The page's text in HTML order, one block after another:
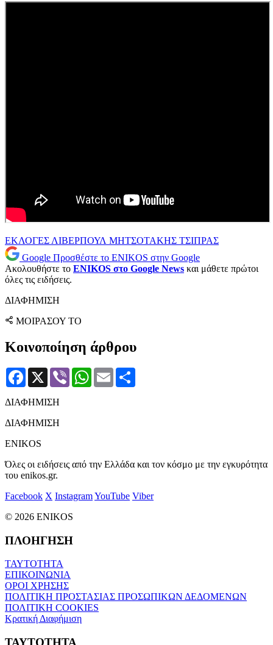
ΕΚΛΟΓΕΣ ΛΙΒΕΡΠΟΥΛ ΜΗΤΣΟΤΑΚΗΣ ΤΣΙΠΡΑΣ
Google Προσθέστε το ENIKOS στην Google
Ακολουθήστε το ENIKOS στο Google News και μάθετε πρώτοι
όλες τις ειδήσεις.
ΔΙΑΦΗΜΙΣΗ
ΜΟΙΡΑΣΟΥ ΤΟ
Κοινοποίηση άρθρου
Facebook
X Viber WhatsApp
Email
ΔΙΑΦΗΜΙΣΗ
ΔΙΑΦΗΜΙΣΗ
ENIKOS
Όλες οι ειδήσεις από την Ελλάδα και τον κόσμο με την εγκυρότητα
του enikos.gr.
Facebook X InstagramYouTube Viber
© 2026 ENIKOS
ΠΛΟΗΓΗΣΗ
ΤΑΥΤΟΤΗΤΑ
ΕΠΙΚΟΙΝΩΝΙΑ
ΟΡΟΙ ΧΡΗΣΗΣ
ΠΟΛΙΤΙΚΗ ΠΡΟΣΤΑΣΙΑΣ ΠΡΟΣΩΠΙΚΩΝ ΔΕΔΟΜΕΝΩΝ
ΠΟΛΙΤΙΚΗ COOKIES
Κρατική Διαφήμιση
ΤΑΥΤΟΤΗΤΑ